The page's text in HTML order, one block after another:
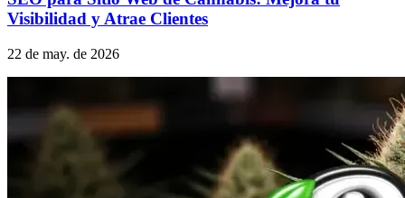
Visibilidad y Atrae Clientes
22 de may. de 2026